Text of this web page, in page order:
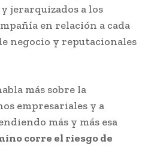
jerarquizados a los
en relación a cada
negocio y reputacionales
más sobre la
empresariales y a
más y más esa
corre el riesgo de